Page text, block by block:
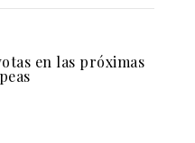
en las próximas